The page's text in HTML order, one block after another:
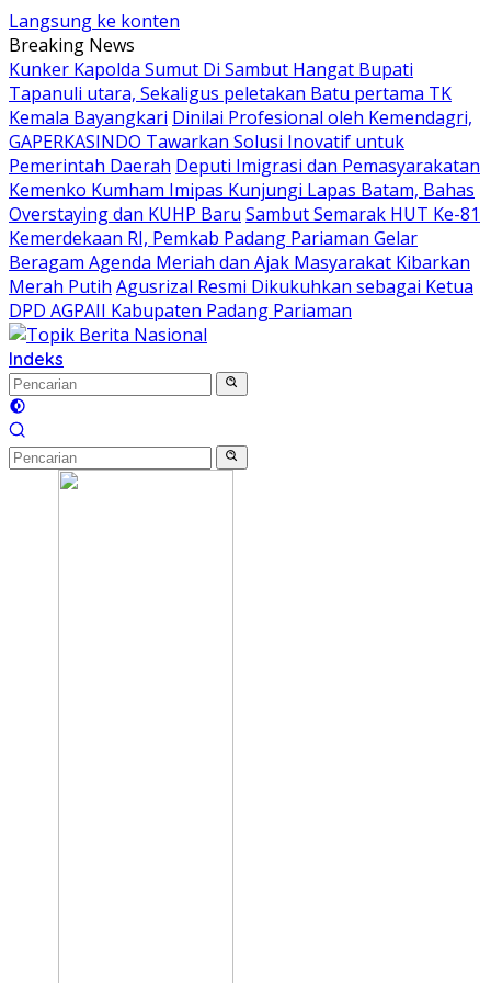
Langsung ke konten
Breaking News
Kunker Kapolda Sumut Di Sambut Hangat Bupati
Tapanuli utara, Sekaligus peletakan Batu pertama TK
Kemala Bayangkari Dinilai Profesional oleh Kemendagri,
GAPERKASINDO Tawarkan Solusi Inovatif untuk
Pemerintah Daerah Deputi Imigrasi dan Pemasyarakatan
Kemenko Kumham Imipas Kunjungi Lapas Batam, Bahas
Overstaying dan KUHP Baru Sambut Semarak HUT Ke-81
Kemerdekaan RI, Pemkab Padang Pariaman Gelar
Beragam Agenda Meriah dan Ajak Masyarakat Kibarkan
Merah Putih Agusrizal Resmi Dikukuhkan sebagai Ketua
DPD AGPAII Kabupaten Padang ‎Pariaman
Indeks